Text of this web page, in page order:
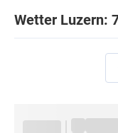
Wetter Luzern: